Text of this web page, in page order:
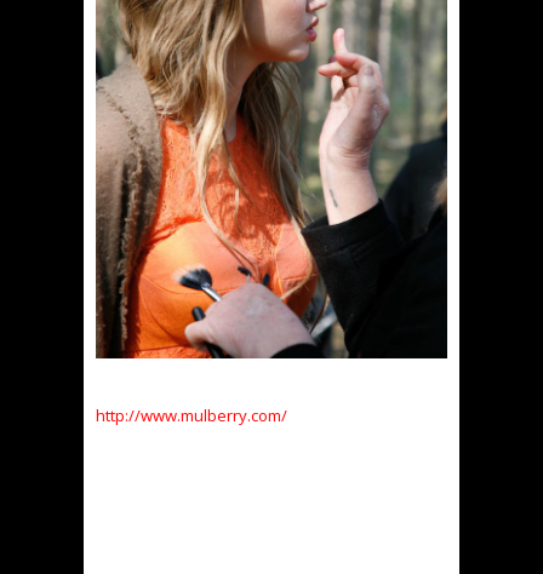
http://www.mulberry.com/